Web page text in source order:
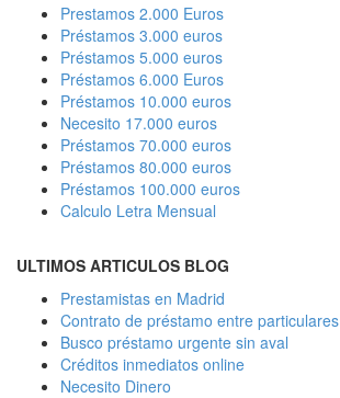
Prestamos 2.000 Euros
Préstamos 3.000 euros
Préstamos 5.000 euros
Préstamos 6.000 Euros
Préstamos 10.000 euros
Necesito 17.000 euros
Préstamos 70.000 euros
Préstamos 80.000 euros
Préstamos 100.000 euros
Calculo Letra Mensual
ULTIMOS ARTICULOS BLOG
Prestamistas en Madrid
Contrato de préstamo entre particulares
Busco préstamo urgente sin aval
Créditos inmediatos online
Necesito Dinero